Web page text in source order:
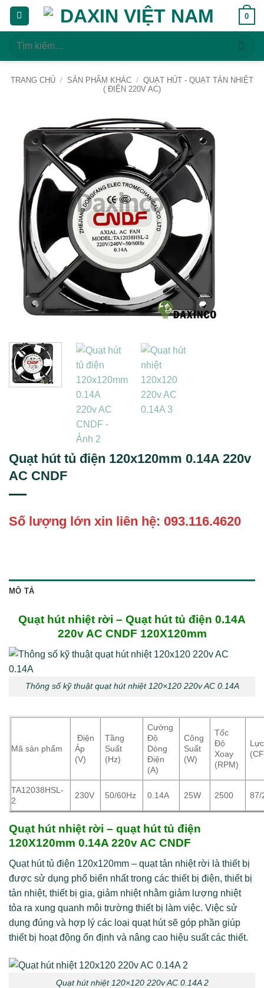
Bỏ
qua
dung
0
Tìm
TRANG CHỦ / SẢN PHẨM KHÁC / QUẠT HÚT - QUẠT TẢN NHIỆT
( ĐIỆN 220V AC)
Quạt hút tủ điện 120x120mm 0.14A 220v
AC CNDF
Số lượng lớn xin liên hệ: 093.116.4620
MÔ TẢ
Quạt hút nhiệt rời – Quạt hút tủ điện 0.14A
220v AC CNDF 120X120mm
Thông số kỹ thuật quạt hút nhiệt 120×120 220v AC 0.14A
Mã sản phẩm
Điện
Áp
(V)
Tầng
Suất
(Hz)
Cường
Độ
Dòng
Điện
(A)
Công
Suất
(W)
Tốc
Độ
Xoay
(RPM)
TA12038HSL-
2
230V 50/60Hz 0.14A 25W 2500 87/
Quạt hút nhiệt rời – quạt hút tủ điện
120X120mm 0.14A 220v AC CNDF
Quạt hút tủ điện 120x120mm – quạt tản nhiệt rời là thiết bị
được sử dụng phổ biến nhất trong các thiết bị điện, thiết bị
tản nhiệt, thiết bị gia, giảm nhiệt nhằm giảm lượng nhiệt
tỏa ra xung quanh môi trường thiết bị làm việc. Việc sử
dụng đúng và hợp lý các loại quạt hút sẽ góp phần giúp
thiết bị hoạt động ổn định và nâng cao hiệu suất các thiết.
Quạt hút nhiệt 120×120 220v AC 0.14A 2